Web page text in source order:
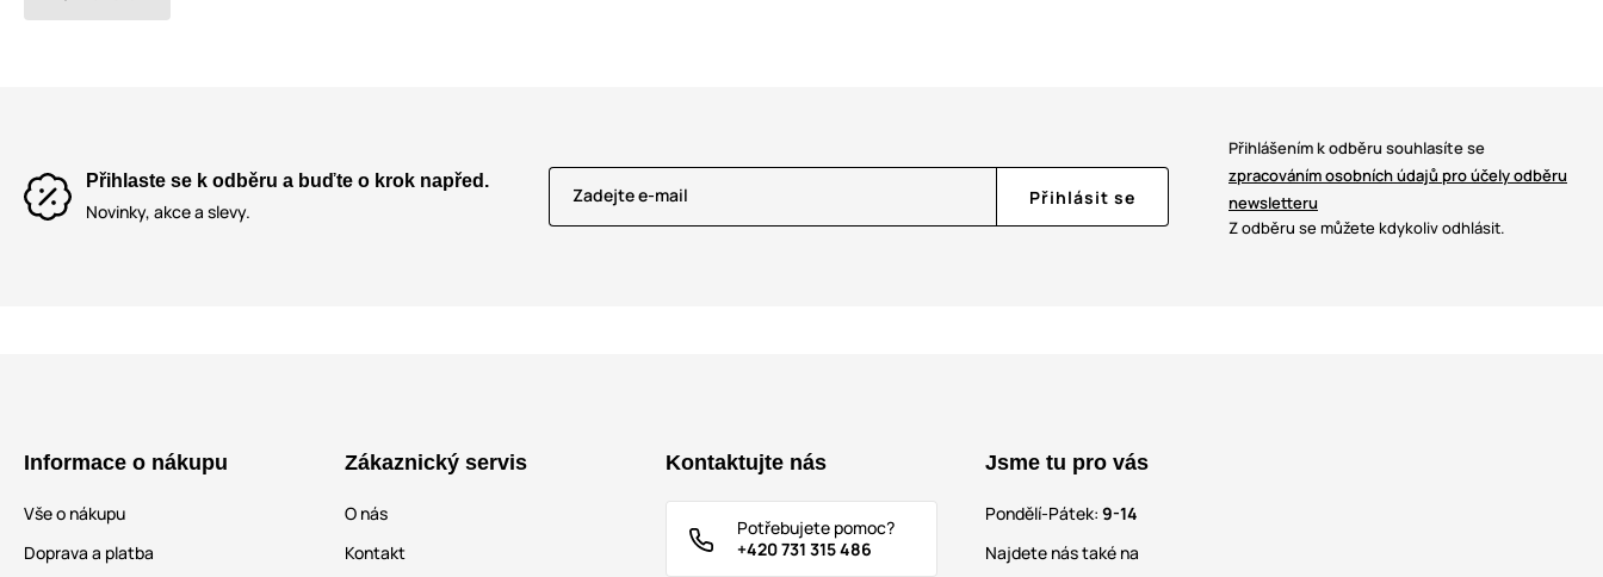
Přihlaste se k odběru a buďte o krok napřed.
Novinky, akce a slevy.
Zadejte e-mail Přihlásit se
Přihlášením k odběru souhlasíte se
zpracováním osobních údajů pro účely odběru
newsletteru
Z odběru se můžete kdykoliv odhlásit.
Informace o nákupu
Vše o nákupu
Doprava a platba
Zákaznický servis
O nás
Kontakt
Kontaktujte nás
Potřebujete pomoc?
+420 731 315 486
Jsme tu pro vás
Pondělí-Pátek:9-14
Najdete nás také na